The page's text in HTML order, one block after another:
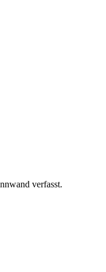
verfasst.